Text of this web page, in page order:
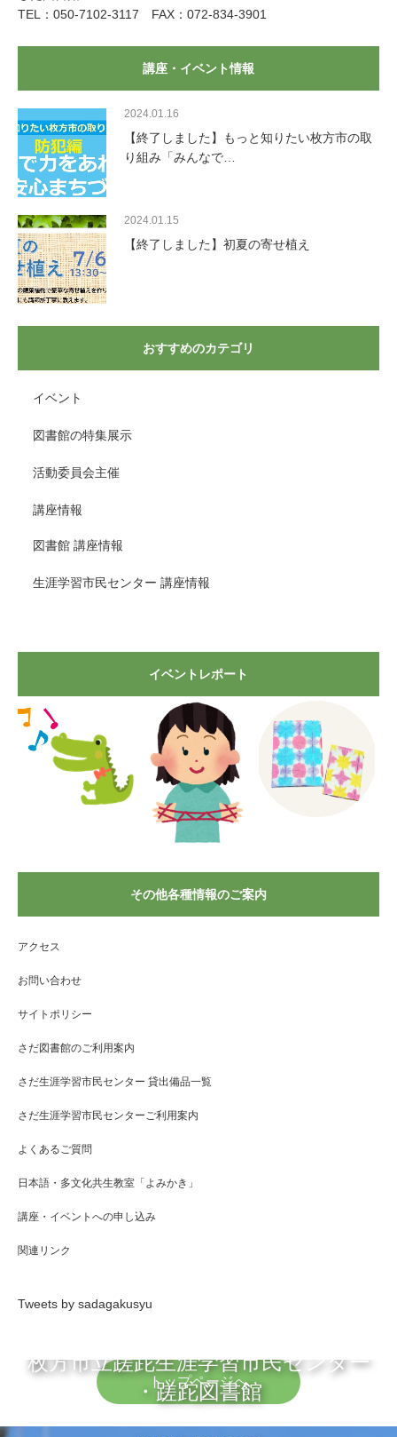
TEL：050-7102-3117 FAX：072-834-3901
講座・イベント情報
2024.01.16
【終了しました】もっと知りたい枚方市の取
り組み「みんなで…
2024.01.15
【終了しました】初夏の寄せ植え
おすすめのカテゴリ
イベント
図書館の特集展示
活動委員会主催
講座情報
図書館 講座情報
生涯学習市民センター 講座情報
イベントレポート
その他各種情報のご案内
アクセス
お問い合わせ
サイトポリシー
さだ図書館のご利用案内
さだ生涯学習市民センター 貸出備品一覧
さだ生涯学習市民センターご利用案内
よくあるご質問
日本語・多文化共生教室「よみかき」
講座・イベントへの申し込み
関連リンク
Tweets by sadagakusyu
トップページへ
枚方市立蹉跎生涯学習市民センター
・蹉跎図書館